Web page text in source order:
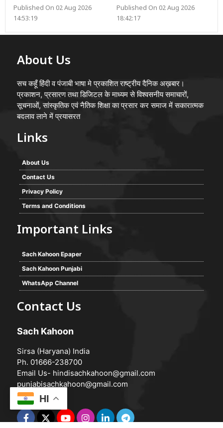
Published On 02 Aug 2026
14:53:19
Published On 02 Aug 2026
18:42:17
About Us
सच कहूँ हिंदी व पंजाबी भाषा मे प्रकाशित राष्ट्रीय दैनिक अख़बार।
प्रकाशन, प्रसारण तथा डिजिटल के माध्यम से विश्वसनीय समाचारों,
सूचनाओं, सांस्कृतिक एवं नैतिक शिक्षा का प्रसार कर समाज में सकारात्मक
बदलाव लाने में प्रयासरत
Links
About Us
Contact Us
Privacy Policy
Terms and Conditions
Important Links
Sach Kahoon Epaper
Sach Kahoon Punjabi
WhatsApp Channel
Contact Us
Sach Kahoon
Sirsa (Haryana) India
Ph. 01666-238700
Email Us- hindisachkahoon@gmail.com
punjabisachkahoon@gmail.com
HI